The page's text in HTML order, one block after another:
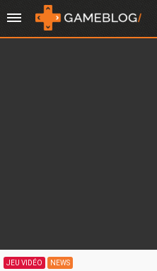
JEU VIDÉO NEWS